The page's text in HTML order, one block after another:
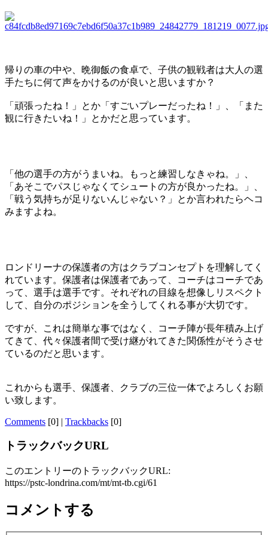
帰りの車の中や、晩御飯の食卓で、子供の観戦者は大人の選
手たちに何て声をかけるのが良いと思いますか？
「頑張ったね！」とか「すごいプレーだったね！」、「また
観に行きたいね！」とかだと思っています。
「他の選手の方がうまいね。もっと練習しなきゃね。」、
「あそこでパスじゃなくてシュートの方が良かったね。」、
「戦う気持ちが足りないんじゃない？」とか言われたらヘコ
みますよね。
ロンドリーナの保護者の方はクラブコンセプトを理解してく
れています。保護者は保護者であって、コーチはコーチであ
って、選手は選手です。それぞれの目線を想像しリスペクト
して、自分のポジションを全うしてくれる事が大切です。
ですが、これは簡単な事ではなく、コーチ陣が長年積み上げ
てきて、代々保護者間で受け継がれてきた関係性がそうさせ
ているのだと思います。
これからも選手、保護者、クラブの三位一体でよろしくお願
い致します。
Comments [0] | Trackbacks [0]
トラックバックURL
このエントリーのトラックバックURL:
https://pstc-londrina.com/mt/mt-tb.cgi/61
コメントする